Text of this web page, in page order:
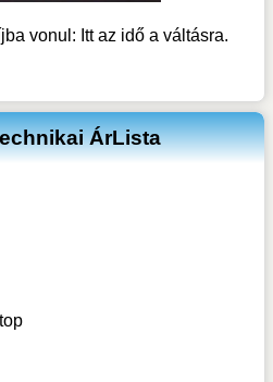
vonul: Itt az idő a váltásra.
ÁrLista